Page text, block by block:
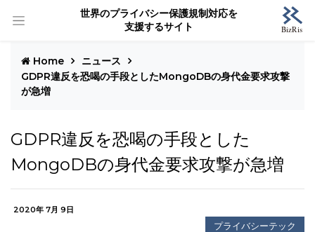
世界のプライバシー保護規制対応を
支援するサイト
Home
ニュース
GDPR違反を恐喝の手段としたMongoDBの身代金要求攻撃
が急増
GDPR違反を恐喝の手段とした
MongoDBの身代金要求攻撃が急増
2020年 7月 9日
プライバシーテック